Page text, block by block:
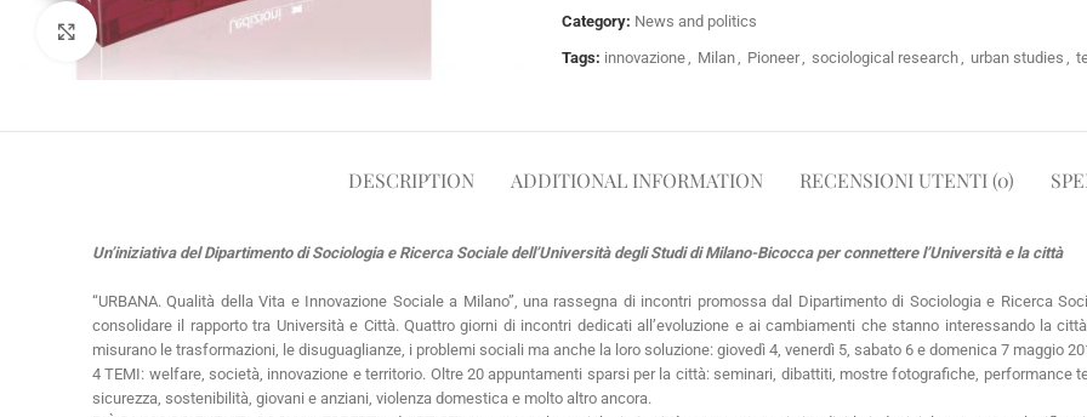
Click to enlarge
Category: News and politics
Tags: innovazione Milan Pioneer sociological research urban studies
DESCRIPTION ADDITIONAL INFORMATION RECENSIONI UTENTI (0)
Un’iniziativa del Dipartimento di Sociologia e Ricerca Sociale dell’Università degli Studi di Milano-Bicocca per connettere l’Università e la città
“URBANA. Qualità della Vita e Innovazione Sociale a Milano”, una rassegna di incontri promossa dal Dipartimento di Sociologia e Ricerca
consolidare il rapporto tra Università e Città. Quattro giorni di incontri dedicati all’evoluzione e ai cambiamenti che stanno interessando la
misurano le trasformazioni, le disuguaglianze, i problemi sociali ma anche la loro soluzione: giovedì 4, venerdì 5, sabato 6 e domenica 7 maggio
4 TEMI: welfare, società, innovazione e territorio. Oltre 20 appuntamenti sparsi per la città: seminari, dibattiti, mostre fotografiche,
sicurezza, sostenibilità, giovani e anziani, violenza domestica e molto altro ancora.